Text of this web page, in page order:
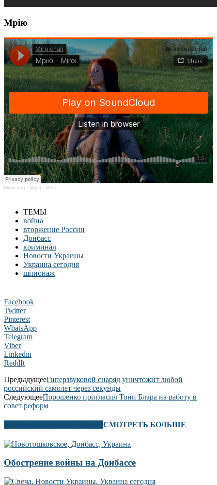
Мрію
Miroichan · Мрію - Miroi
ТЕМЫ
война
вторжение России
Донбасс
криминал
Новости Украины
Украина сегодня
шпионаж
Facebook
Twitter
Pinterest
WhatsApp
Telegram
Viber
Linkedin
ReddIt
ПредыдущееГиперзвуковой снаряд уничтожит любой
российский самолет через секунды
СледующееПорошенко пригласил Тони Блэра на работу в
совет реформ
СМОТРЕТЬ БОЛЬШЕ
Обострение войны на Донбассе